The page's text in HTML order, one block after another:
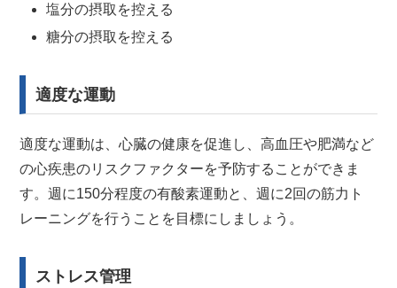
塩分の摂取を控える
糖分の摂取を控える
適度な運動
適度な運動は、心臓の健康を促進し、高血圧や肥満など
の心疾患のリスクファクターを予防することができま
す。週に150分程度の有酸素運動と、週に2回の筋力ト
レーニングを行うことを目標にしましょう。
ストレス管理